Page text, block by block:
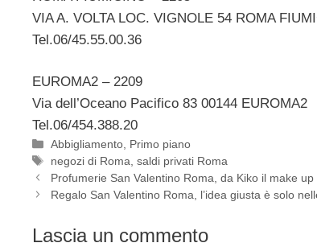
VIA A. VOLTA LOC. VIGNOLE 54 ROMA
Tel.06/45.55.00.36
EUROMA2 – 2209
Via dell’Oceano Pacifico 83 00144 EUROMA2
Tel.06/454.388.20
Categorie
Abbigliamento Primo piano
Tag
negozi di Roma ,saldi privati Roma
Profumerie San Valentino Roma, da Kiko il make
Regalo San Valentino Roma, l’idea giusta è solo
Lascia un commento